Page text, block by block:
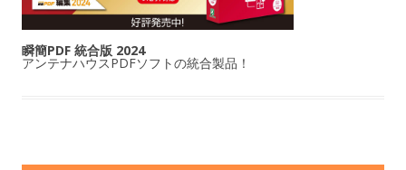
瞬簡PDF 統合版 2024
アンテナハウスPDFソフトの統合製品！